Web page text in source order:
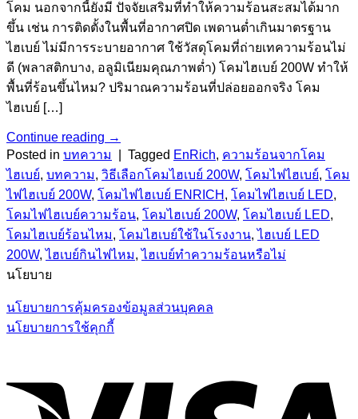
โคม นอกจากนี้ยังมี ปัจจัยเสริมที่ทำให้ความร้อนสะสมได้มาก
ขึ้น เช่น การติดตั้งในพื้นที่อากาศปิด เพดานต่ำเกินมาตรฐาน
ไฮเบย์ ไม่มีการระบายอากาศ ใช้วัสดุโคมที่ถ่ายเทความร้อนไม่
ดี (พลาสติกบาง, อลูมิเนียมคุณภาพต่ำ) โคมไฮเบย์ 200W ทำให้
พื้นที่ร้อนขึ้นไหม? ปริมาณความร้อนที่ปล่อยออกจริง โคม
ไฮเบย์ […]
Continue reading →
Posted in บทความ Tagged EnRich, ความร้อนจากโคม
ไฮเบย์, บทความ, วิธีเลือกโคมไฮเบย์ 200W, โคมไฟไฮเบย์, โคม
ไฟไฮเบย์ 200W, โคมไฟไฮเบย์ ENRICH , โคมไฟไฮเบย์ LED,
โคมไฟไฮเบย์ความร้อน, โคมไฮเบย์ 200W, โคมไฮเบย์ LED,
โคมไฮเบย์ร้อนไหม, โคมไฮเบย์ใช้ในโรงงาน,ไฮเบย์ LED
200W,ไฮเบย์กินไฟไหม,ไฮเบย์ทำความร้อนหรือไม่
นโยบาย
นโยบายการคุ้มครองข้อมูลส่วนบุคคล
นโยบายการใช้คุกกี้